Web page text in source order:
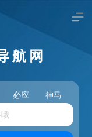
航网
必应 神马